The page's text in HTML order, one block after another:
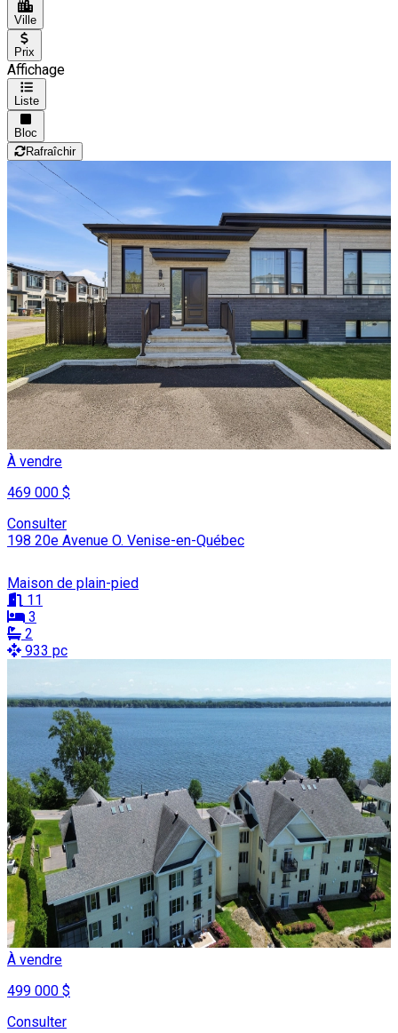
Ville
Prix
Affichage
Liste
Bloc
Rafraîchir
À vendre
469 000 $
Consulter
198 20e Avenue O. Venise-en-Québec
Maison de plain-pied
11
3
2
933 pc
À vendre
499 000 $
Consulter